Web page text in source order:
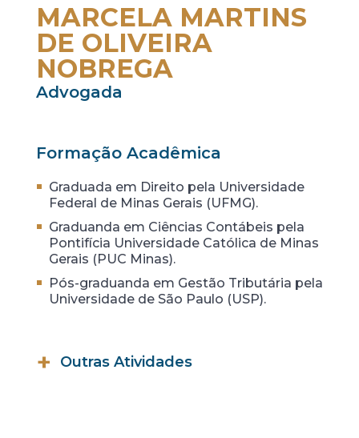
MARCELA MARTINS
DE OLIVEIRA
NOBREGA
Advogada
Formação Acadêmica
Graduada em Direito pela Universidade
Federal de Minas Gerais (UFMG).
Graduanda em Ciências Contábeis pela
Pontifícia Universidade Católica de Minas
Gerais (PUC Minas).
Pós-graduanda em Gestão Tributária pela
Universidade de São Paulo (USP).
Outras Atividades